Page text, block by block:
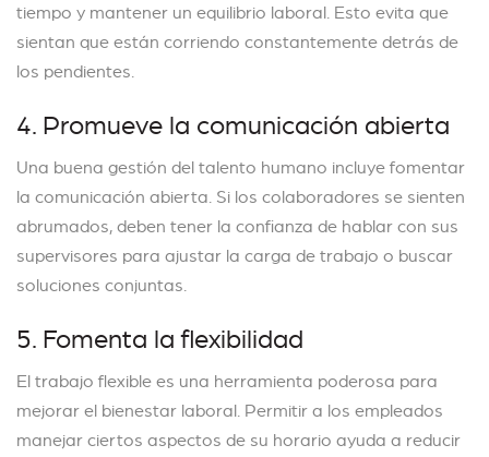
tiempo y mantener un equilibrio laboral. Esto evita que
sientan que están corriendo constantemente detrás de
los pendientes.
4. Promueve la comunicación abierta
Una buena gestión del talento humano incluye fomentar
la comunicación abierta. Si los colaboradores se sienten
abrumados, deben tener la confianza de hablar con sus
supervisores para ajustar la carga de trabajo o buscar
soluciones conjuntas.
5. Fomenta la flexibilidad
El trabajo flexible es una herramienta poderosa para
mejorar el bienestar laboral. Permitir a los empleados
manejar ciertos aspectos de su horario ayuda a reducir